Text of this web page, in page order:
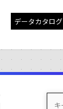
データカタログ